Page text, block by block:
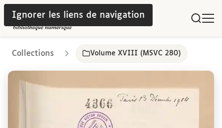
Ignorer les liens de navigation
Collections Volume XVIII (MSVC 280)